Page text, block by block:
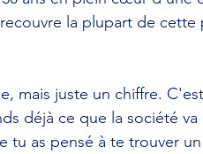
la plupart de cette
mais juste un chiffre.
déjà ce que la société va
tu as pensé à te trouver